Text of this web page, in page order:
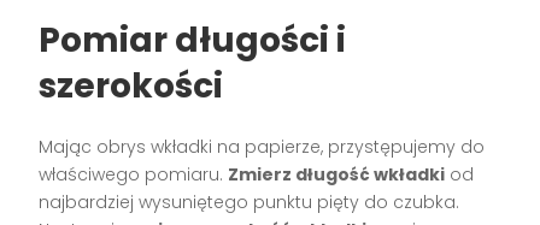
Pomiar długości i
szerokości
Mając obrys wkładki na papierze, przystępujemy do
właściwego pomiaru. Zmierz długość wkładki od
najbardziej wysuniętego punktu pięty do czubka.